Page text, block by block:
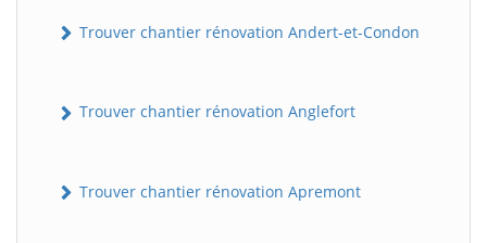
Trouver chantier rénovation Andert-et-Condon
Trouver chantier rénovation Anglefort
Trouver chantier rénovation Apremont